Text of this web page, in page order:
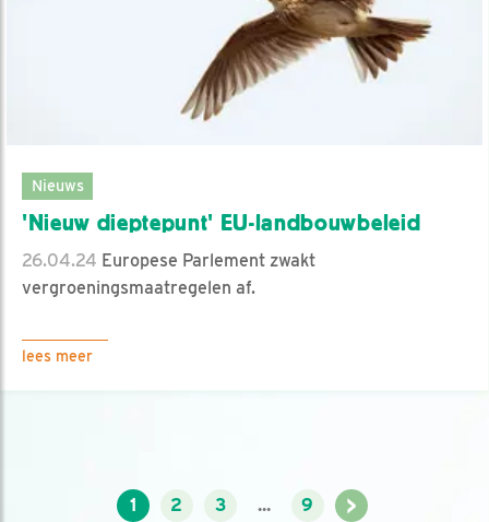
Nieuws
'Nieuw dieptepunt' EU-landbouwbeleid
26.04.24 Europese Parlement zwakt
vergroeningsmaatregelen af.
lees meer
1 2 3 ... 9 >